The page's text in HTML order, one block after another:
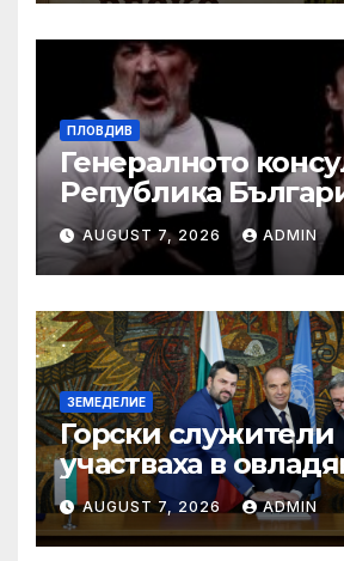
ПЛОВДИВ
Генералното
Република
Единбург
на Театър „Хенд“
историческия им
световния
Festival Fringe
AUGUST 7, 2026 ADMIN
ЗЕМЕДЕЛИЕ
Горски служители
участваха в
на близо 10
територията на
през изминалия
AUGUST 7, 2026 ADMIN